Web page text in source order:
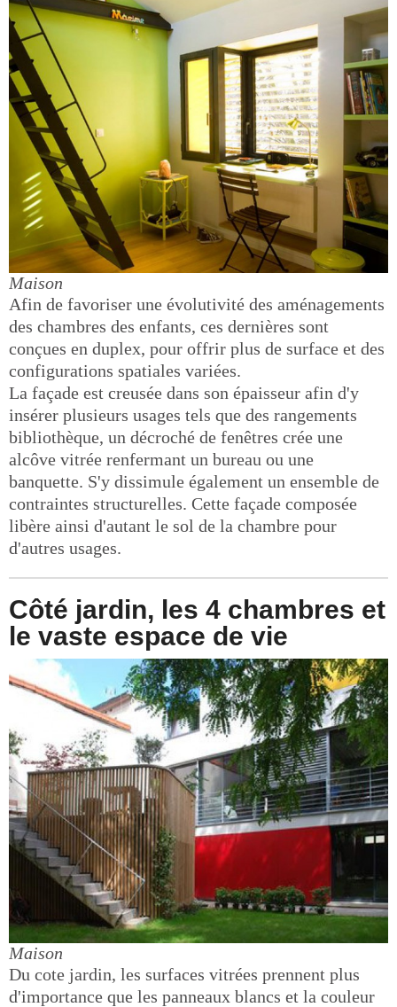
Maison
Afin de favoriser une évolutivité des aménagements
des chambres des enfants, ces dernières sont
conçues en duplex, pour offrir plus de surface et des
configurations spatiales variées.
La façade est creusée dans son épaisseur afin d'y
insérer plusieurs usages tels que des rangements
bibliothèque, un décroché de fenêtres crée une
alcôve vitrée renfermant un bureau ou une
banquette. S'y dissimule également un ensemble de
contraintes structurelles. Cette façade composée
libère ainsi d'autant le sol de la chambre pour
d'autres usages.
Côté jardin, les 4 chambres et
le vaste espace de vie
Maison
Du cote jardin, les surfaces vitrées prennent plus
d'importance que les panneaux blancs et la couleur